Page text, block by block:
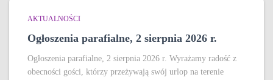
AKTUALNOŚCI
Ogłoszenia parafialne, 2 sierpnia 2026 r.
Ogłoszenia parafialne, 2 sierpnia 2026 r. Wyrażamy radość z
obecności gości, którzy przeżywają swój urlop na terenie